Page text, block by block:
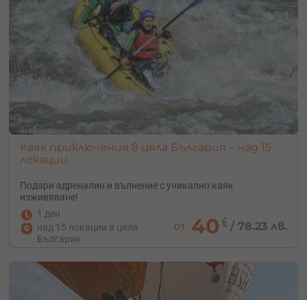
Каяк приключения в цяла България – над 15
локации
Подари адреналин и вълнение с уникално каяк
изживяване!
1 ден
над 15 локации в цяла
България
от 40 € /78.23 лв.